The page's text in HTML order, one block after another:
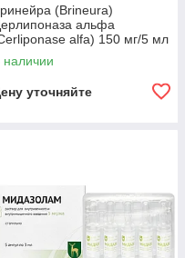
(Brineura)
альфа
alfa) 150 мг/5 мл
наличии
уточняйте